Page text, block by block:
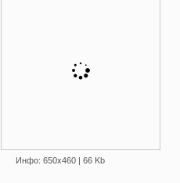
Инфо: 650х460 | 66 Kb